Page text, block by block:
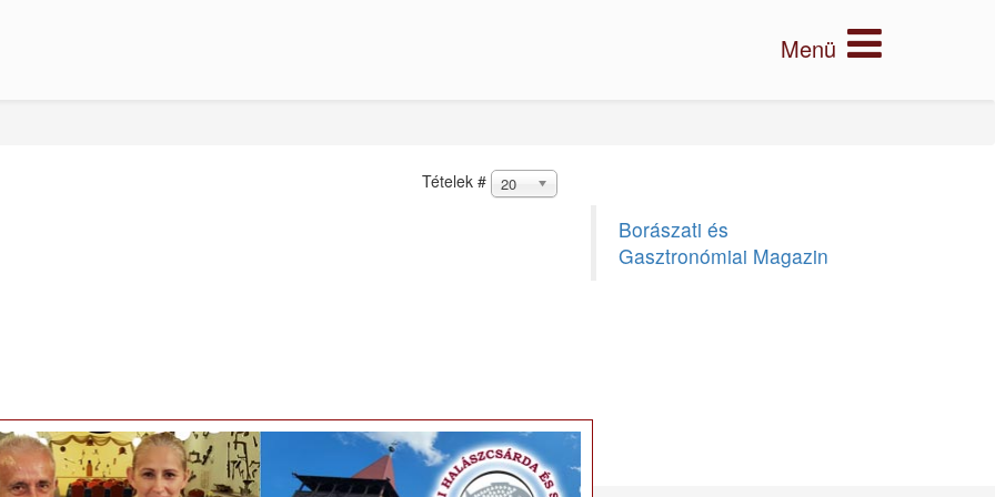
Tételek # 20
Gyula
Borászati és
Gasztronómiai Magazin
×